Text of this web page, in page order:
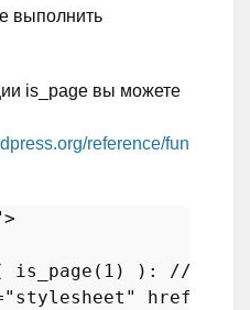
выполнить
is_page вы можете
reference/fun
>
is_page ( 1 ) ): //
"stylesheet" href=